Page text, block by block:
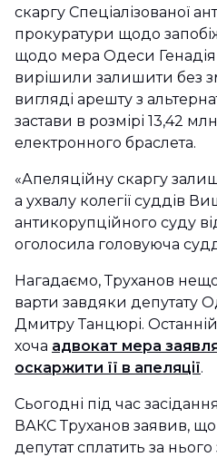
скаргу Спеціалізованої
прокуратури щодо
щодо мера Одеси Генадія
вирішили залишити без
вигляді арешту з
застави в розмірі 13,42
електронного браслета.
«Апеляційну скаргу
а ухвалу колегії суддів
антикорупційного суду
оголосила головуюча
Нагадаємо, Труханов
варти завдяки депутату
Дмитру Танцюрі. Останній
хоча адвокат мера
оскаржити її в апеляції.
Сьогодні під час
ВАКС Труханов заявив,
депутат сплатить за